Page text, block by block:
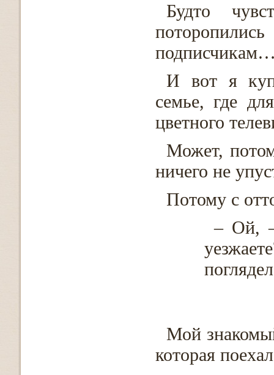
Будто
И вот я
семье, где
цветного
Может,
ничего не
Потому с
– Ой, –
Мой
которая